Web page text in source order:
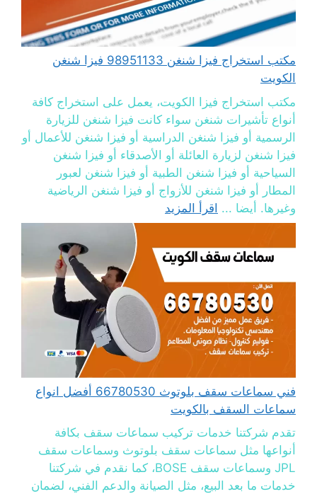
مكتب استخراج فيزا شنغن 98951133 فيزا شنغن
الكويت
مكتب استخراج فيزا الكويت، يعمل على استخراج كافة
أنواع تأشيرات شنغن سواء كانت فيزا شنغن للزيارة
الرسمية أو فيزا شنغن الدراسية أو فيزا شنغن للأعمال أو
فيزا شنغن لزيارة العائلة أو الأصدقاء أو فيزا شنغن
السياحية أو فيزا شنغن الطبية أو فيزا شنغن لعبور
المطار أو فيزا شنغن للأزواج أو فيزا شنغن الرياضية
وغيرها. أيضا ... اقرأ المزيد
فني سماعات سقف بلوتوث 66780530 أفضل انواع
سماعات السقف بالكويت
تقدم شركتنا خدمات تركيب سماعات سقف بكافة
أنواعها مثل سماعات سقف بلوتوث وسماعات سقف
JPL وسماعات سقف BOSE، كما نقدم في شركتنا
خدمات ما بعد البيع، مثل الصيانة والدعم الفني، لضمان